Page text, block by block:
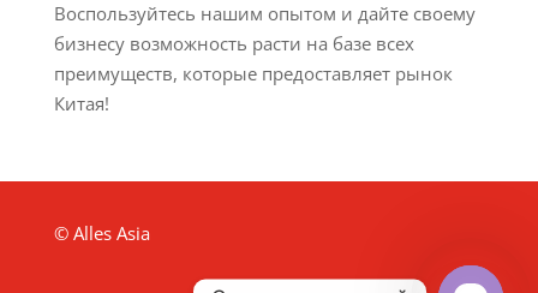
Воспользуйтесь нашим опытом и дайте своему
бизнесу возможность расти на базе всех
преимуществ, которые предоставляет рынок
Китая!
© Alles Asia